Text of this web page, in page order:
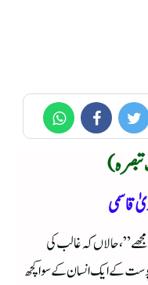
قاسمی
حالاں کہ غالب کی
کے ایک انسان کے سوا کچھ